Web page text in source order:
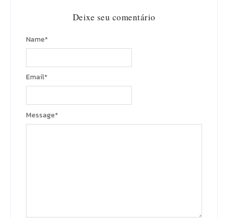
Deixe seu comentário
Message*
Name*
Email*